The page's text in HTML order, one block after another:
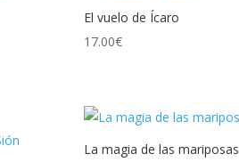
El vuelo de Ícaro
17.00€
La magia de las mariposas